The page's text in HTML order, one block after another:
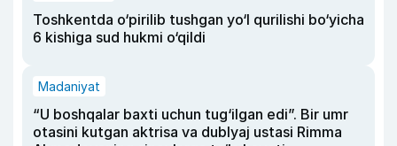
Toshkentda o‘pirilib tushgan yo‘l qurilishi bo‘yicha
6 kishiga sud hukmi o‘qildi
Madaniyat
“U boshqalar baxti uchun tug‘ilgan edi”. Bir umr
otasini kutgan aktrisa va dublyaj ustasi Rimma